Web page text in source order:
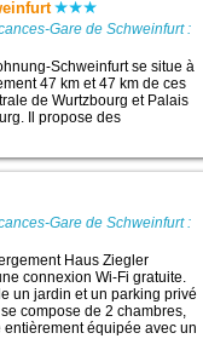
Gare de Schweinfurt :
Schweinfurt se situe à
47 km et 47 km de ces
de Wurtzbourg et Palais
Il propose des
Gare de Schweinfurt :
Haus Ziegler
connexion Wi-Fi gratuite.
un jardin et un parking privé
compose de 2 chambres,
équipée avec un